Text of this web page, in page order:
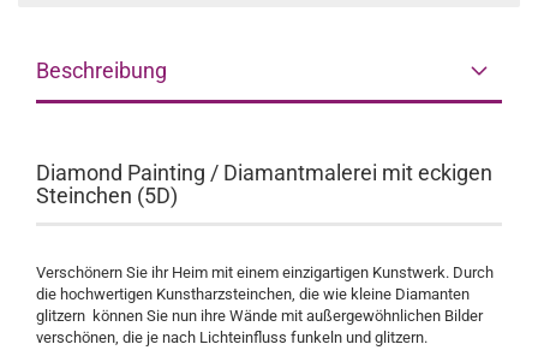
Beschreibung
Diamond Painting / Diamantmalerei mit eckigen
Steinchen (5D)
Verschönern Sie ihr Heim mit einem einzigartigen Kunstwerk. Durch
die hochwertigen Kunstharzsteinchen, die wie kleine Diamanten
glitzern können Sie nun ihre Wände mit außergewöhnlichen Bilder
verschönen, die je nach Lichteinfluss funkeln und glitzern.